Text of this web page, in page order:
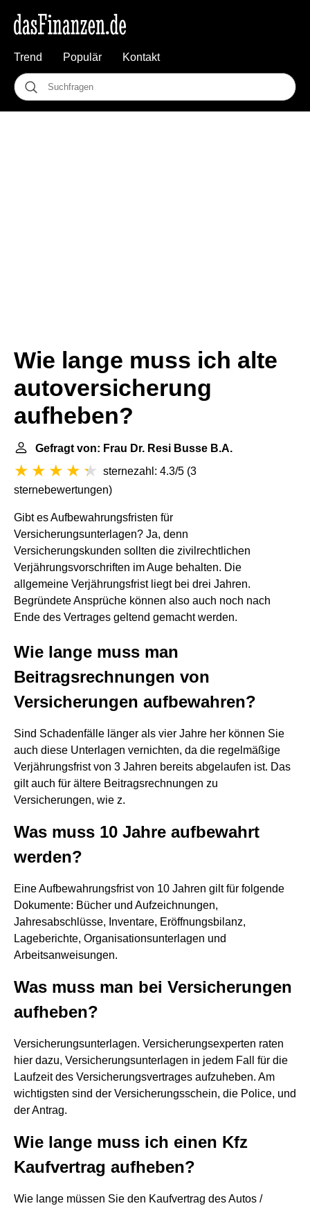
Trend Populär Kontakt
Wie lange muss ich alte
autoversicherung
aufheben?
Gefragt von: Frau Dr. Resi Busse B.A.
sternezahl: 4.3/5 (3
sternebewertungen)
Gibt es Aufbewahrungsfristen für
Versicherungsunterlagen? Ja, denn
Versicherungskunden sollten die zivilrechtlichen
Verjährungsvorschriften im Auge behalten. Die
allgemeine Verjährungsfrist liegt bei drei Jahren.
Begründete Ansprüche können also auch noch nach
Ende des Vertrages geltend gemacht werden.
Wie lange muss man
Beitragsrechnungen von
Versicherungen aufbewahren?
Sind Schadenfälle länger als vier Jahre her können Sie
auch diese Unterlagen vernichten, da die regelmäßige
Verjährungsfrist von 3 Jahren bereits abgelaufen ist. Das
gilt auch für ältere Beitragsrechnungen zu
Versicherungen, wie z.
Was muss 10 Jahre aufbewahrt
werden?
Eine Aufbewahrungsfrist von 10 Jahren gilt für folgende
Dokumente: Bücher und Aufzeichnungen,
Jahresabschlüsse, Inventare, Eröffnungsbilanz,
Lageberichte, Organisationsunterlagen und
Arbeitsanweisungen.
Was muss man bei Versicherungen
aufheben?
Versicherungsunterlagen. Versicherungsexperten raten
hier dazu, Versicherungsunterlagen in jedem Fall für die
Laufzeit des Versicherungsvertrages aufzuheben. Am
wichtigsten sind der Versicherungsschein, die Police, und
der Antrag.
Wie lange muss ich einen Kfz
Kaufvertrag aufheben?
Wie lange müssen Sie den Kaufvertrag des Autos /